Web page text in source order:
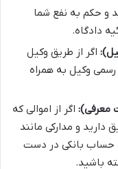
و حکم به نفع شما
دادگاه.
اگر از طریق وکیل
رسمی وکیل به همراه
معرفی): اگر از اموالی که
دارید و مدارکی مانند
حساب بانکی در دست
باشید.